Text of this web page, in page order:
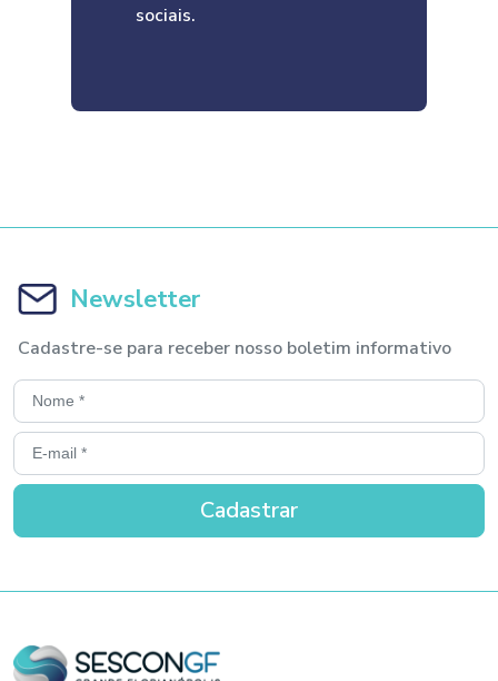
sociais.
Newsletter
Cadastre-se para receber nosso boletim informativo